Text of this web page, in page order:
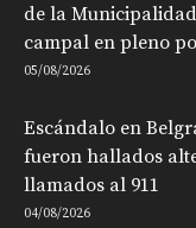
de la
campal en pleno
05/08/2026
Escándalo en
fueron hallados
llamados al 911
04/08/2026